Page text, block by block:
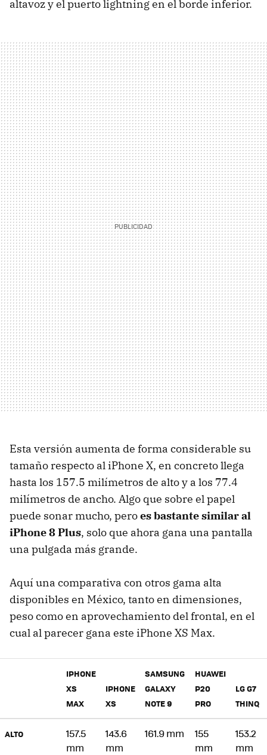
altavoz y el puerto lightning en el borde inferior.
Esta versión aumenta de forma considerable su
tamaño respecto al iPhone X, en concreto llega
hasta los 157.5 milímetros de alto y a los 77.4
milímetros de ancho. Algo que sobre el papel
puede sonar mucho, peroes bastante similar al
iPhone 8 Plus, solo que ahora gana una pantalla
una pulgada más grande.
Aquí una comparativa con otros gama alta
disponibles en México, tanto en dimensiones,
peso como en aprovechamiento del frontal, en el
cual al parecer gana este iPhone XS Max.
IPHONE
XS
MAX
IPHONE
XS
SAMSUNG
GALAXY
NOTE 9
HUAWEI
P20
PRO
LG G7
THINQ
ALTO
157.5
mm
143.6
mm
161.9 mm
155
mm
153.2
mm